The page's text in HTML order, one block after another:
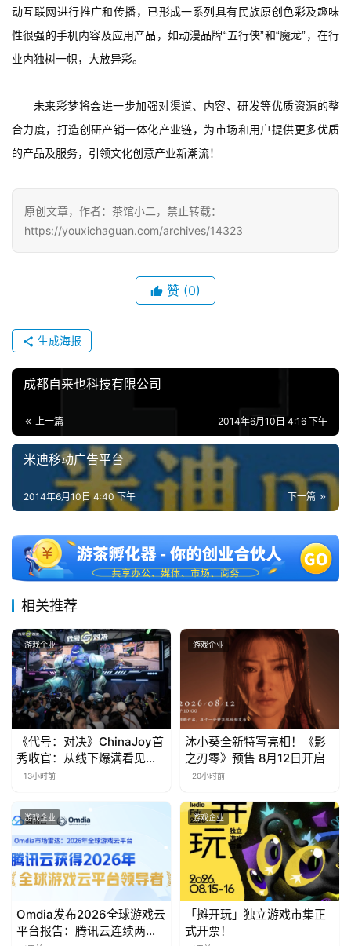
休
闲
戏
0
2
第
十
三
7
3
0
游
茶
对
接
上
海
站
中
(
中
国
)
动互联网进行推广和传播，已形成一系列具有民族原创色彩及趣味
性很强的手机内容及应用产品，如动漫品牌“五行侠”和“魔龙”，在行
业内独树一帜，大放异彩。
未来彩梦将会进一步加强对渠道、内容、研发等优质资源的整
合力度，打造创研产销一体化产业链，为市场和用户提供更多优质
的产品及服务，引领文化创意产业新潮流！
原创文章，作者：茶馆小二，禁止转载：
https://youxichaguan.com/archives/14323
赞 (0)
生成海报
成都自来也科技有限公司
上一篇 2014年6月10日 4:16 下午
米迪移动广告平台
下一篇
2014年6月10日 4:40 下午
相关推荐
游戏企业
《代号：对决》ChinaJoy首
秀收官：从线下爆满看见玩
家的真实期待
13小时前
游戏企业
沐小葵全新特写亮相！《影
之刃零》预售 8月12日开启
20小时前
游戏企业
Omdia发布2026全球游戏云
平台报告：腾讯云连续两年
游戏企业
「摊开玩」独立游戏市集正
式开票！